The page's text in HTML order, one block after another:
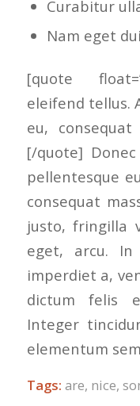
Curabitur
Nam eget
[quote
eleifend tellus.
eu,
[/quote]
pellentesque
consequat
justo, fringilla
eget, arcu.
imperdiet a,
dictum felis
Integer
elementum
Tags: are, nice,